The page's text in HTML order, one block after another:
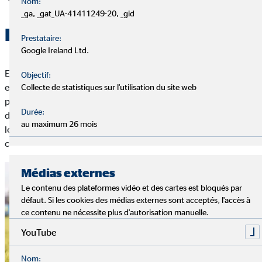
Le problème des retraites
En Europe, les gens n'ont pas seulement moins d'enfants : leur
espérance de vie augmente aussi. Et plus on vit longtemps,
plus longtemps on perçoit une pension de retraite. Il y a donc
de plus en plus de retraités qui perçoivent une pension plus
longtemps et, en parallèle, moins de jeunes salariés qui
cotisent.
_ga, _gat_UA-41411249-20, _gid
Prestataire:
Google Ireland Ltd.
Objectif:
Collecte de statistiques sur l'utilisation du site web
Durée:
au maximum 26 mois
Médias externes
Le contenu des plateformes vidéo et des cartes est bloqués par
défaut. Si les cookies des médias externes sont acceptés, l'accès à
ce contenu ne nécessite plus d'autorisation manuelle.
YouTube
Nom: